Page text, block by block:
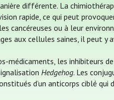
différente. La
rapide, ce qui peut
cancéreuses ou à leur
aux cellules saines, il peut y
médicaments, les inhibiteurs
Hedgehog. Les
d’un anticorps ciblé qui